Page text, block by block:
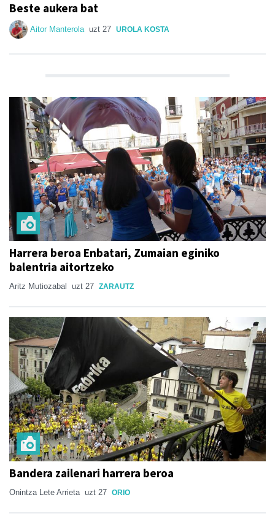
Beste aukera bat
Aitor Manterola uzt 27 UROLA KOSTA
Harrera beroa Enbatari, Zumaian eginiko
balentria aitortzeko
Aritz Mutiozabal uzt 27 ZARAUTZ
Bandera zailenari harrera beroa
Onintza Lete Arrieta uzt 27 ORIO